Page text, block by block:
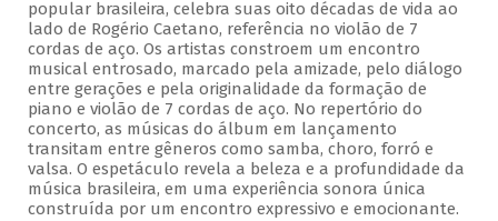
popular brasileira, celebra suas oito décadas de vida ao
lado de Rogério Caetano, referência no violão de 7
cordas de aço. Os artistas constroem um encontro
musical entrosado, marcado pela amizade, pelo diálogo
entre gerações e pela originalidade da formação de
piano e violão de 7 cordas de aço. No repertório do
concerto, as músicas do álbum em lançamento
transitam entre gêneros como samba, choro, forró e
valsa. O espetáculo revela a beleza e a profundidade da
música brasileira, em uma experiência sonora única
construída por um encontro expressivo e emocionante.